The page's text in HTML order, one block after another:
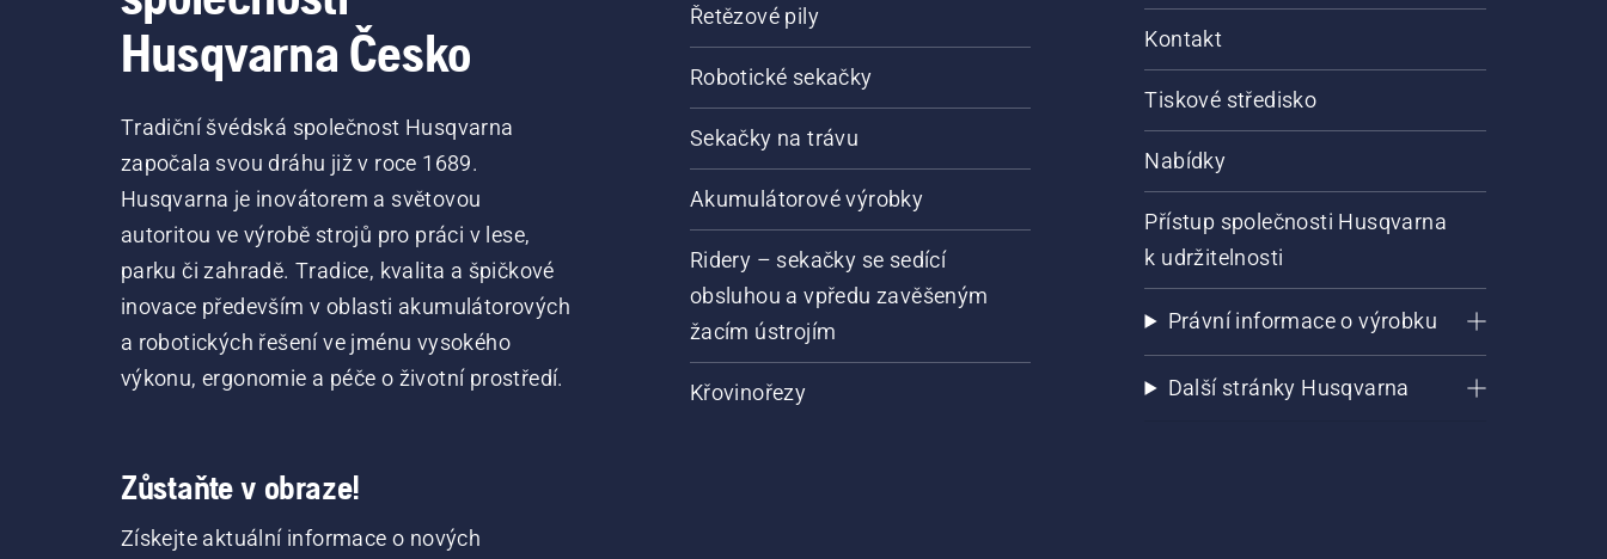
Husqvarna Česko
Tradiční švédská společnost Husqvarna
započala svou dráhu již v roce 1689.
Husqvarna je inovátorem a světovou
autoritou ve výrobě strojů pro práci v lese,
parku či zahradě. Tradice, kvalita a špičkové
inovace především v oblasti akumulátorových
a robotických řešení ve jménu vysokého
výkonu, ergonomie a péče o životní prostředí.
Zůstaňte v obraze!
Získejte aktuální informace o nových
Řetězové pily
Robotické sekačky
Sekačky na trávu
Akumulátorové výrobky
Ridery – sekačky se sedící
obsluhou a vpředu zavěšeným
žacím ústrojím
Křovinořezy
Kontakt
Tiskové středisko
Nabídky
Přístup společnosti Husqvarna
k udržitelnosti
Právní informace o výrobku
Další stránky Husqvarna